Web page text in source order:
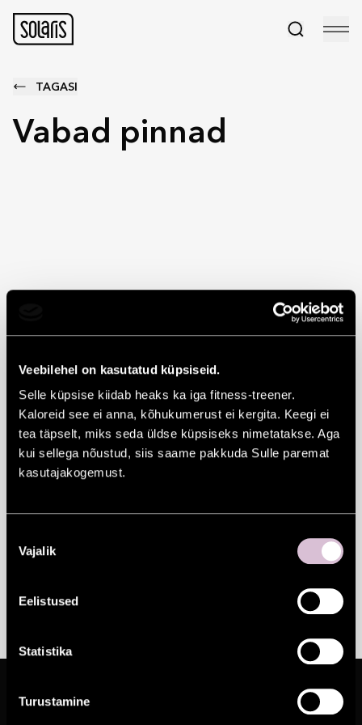
Veebilehel on kasutatud küpsiseid.
Selle küpsise kiidab heaks ka iga fitness-treener.
Kaloreid see ei anna, kõhukumerust ei kergita. Keegi ei
tea täpselt, miks seda üldse küpsiseks nimetatakse. Aga
kui sellega nõustud, siis saame pakkuda Sulle paremat
kasutajakogemust.
valik
Vajalik
Eelistused
Statistika
Turustamine
TAGASI
Vabad pinnad